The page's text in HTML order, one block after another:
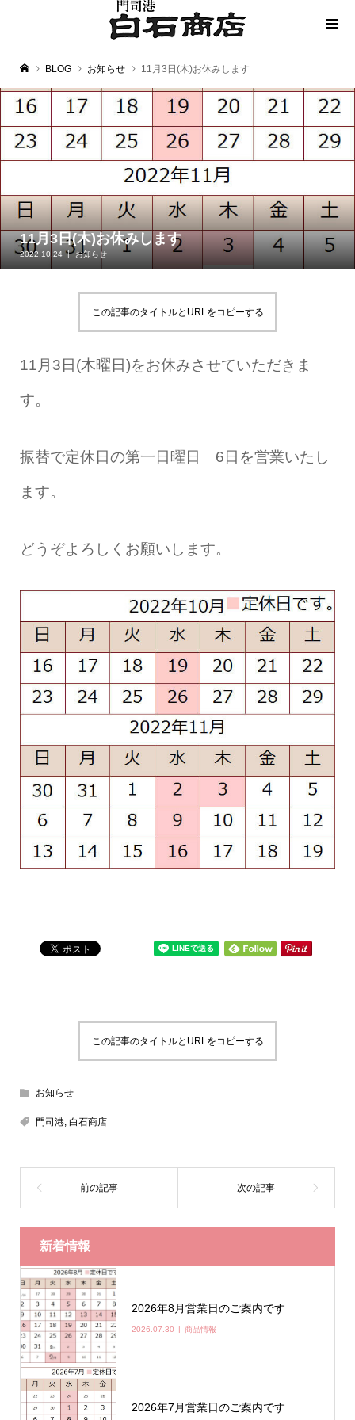
BLOG お知らせ 11月3日(木)お休みします
11月3日(木)お休みします
2022.10.24 お知らせ
この記事のタイトルとURLをコピーする
11月3日(木曜日)をお休みさせていただきま
す。
振替で定休日の第一日曜日 6日を営業いたし
ます。
どうぞよろしくお願いします。
この記事のタイトルとURLをコピーする
お知らせ
門司港, 白石商店
新着情報
2026年8月営業日のご案内です
2026.07.30 商品情報
2026年7月営業日のご案内です